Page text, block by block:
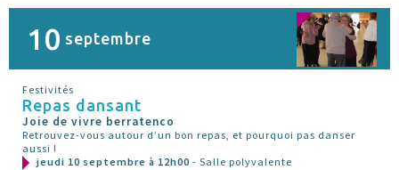
10 septembre
Festivités
Repas dansant
Joie de vivre berratenco
Retrouvez-vous autour d’un bon repas, et pourquoi pas danser
aussi !
jeudi 10 septembre à 12h00 - Salle polyvalente